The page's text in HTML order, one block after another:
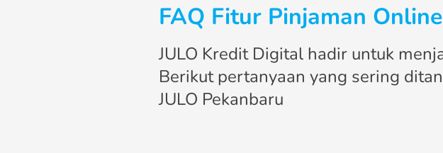
FAQ Fitur Pinjaman
JULO Kredit Digital hadir untuk
Berikut pertanyaan yang sering
JULO Pekanbaru